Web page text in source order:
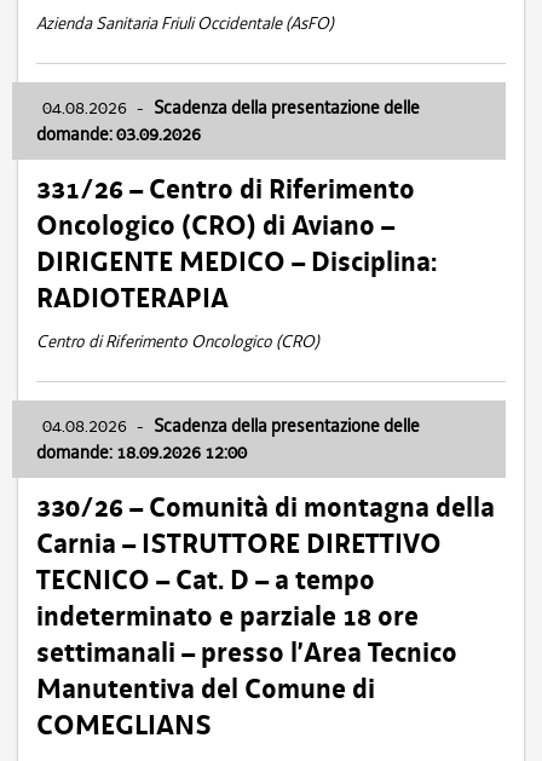
Azienda Sanitaria Friuli Occidentale (AsFO)
04.08.2026 - Scadenza della presentazione delle
domande: 03.09.2026
331/26 – Centro di Riferimento
Oncologico (CRO) di Aviano –
DIRIGENTE MEDICO – Disciplina:
RADIOTERAPIA
Centro di Riferimento Oncologico (CRO)
04.08.2026 - Scadenza della presentazione delle
domande: 18.09.2026 12:00
330/26 – Comunità di montagna della
Carnia – ISTRUTTORE DIRETTIVO
TECNICO – Cat. D – a tempo
indeterminato e parziale 18 ore
settimanali – presso l’Area Tecnico
Manutentiva del Comune di
COMEGLIANS